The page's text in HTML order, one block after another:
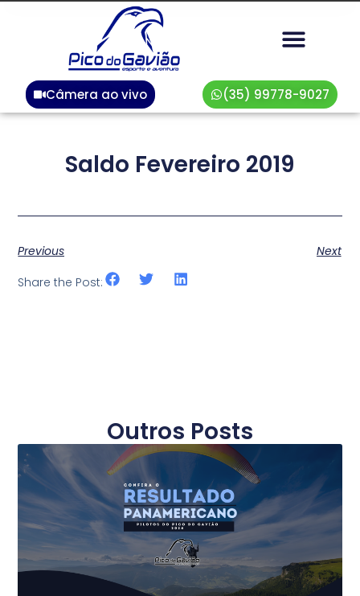
Câmera ao vivo (35) 99778-9027
Saldo Fevereiro 2019
Previous
Next
Share the Post:
Outros Posts